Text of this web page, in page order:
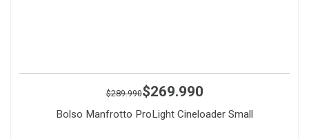
$289.990$269.990
Bolso Manfrotto ProLight Cineloader Small